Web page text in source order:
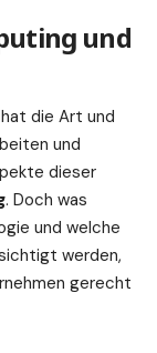
und
die Art und
und
dieser
. Doch was
und welche
werden,
gerecht